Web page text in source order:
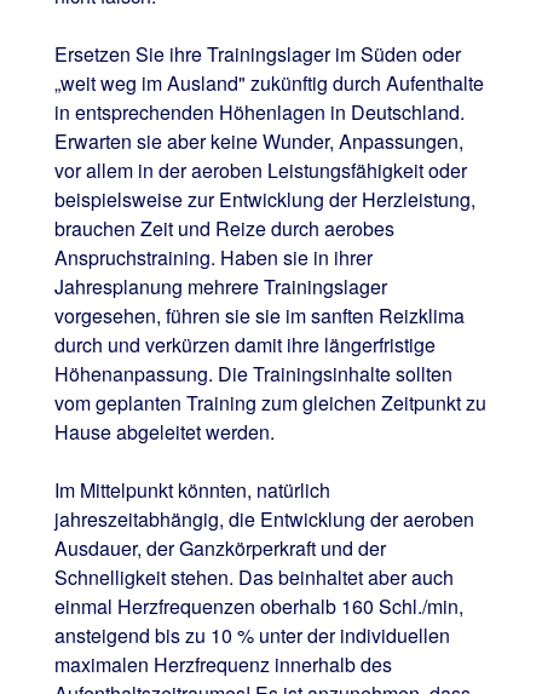
Ersetzen Sie ihre Trainingslager im Süden oder
„weit weg im Ausland" zukünftig durch Aufenthalte
in entsprechenden Höhenlagen in Deutschland.
Erwarten sie aber keine Wunder, Anpassungen,
vor allem in der aeroben Leistungsfähigkeit oder
beispielsweise zur Entwicklung der Herzleistung,
brauchen Zeit und Reize durch aerobes
Anspruchstraining. Haben sie in ihrer
Jahresplanung mehrere Trainingslager
vorgesehen, führen sie sie im sanften Reizklima
durch und verkürzen damit ihre längerfristige
Höhenanpassung. Die Trainingsinhalte sollten
vom geplanten Training zum gleichen Zeitpunkt zu
Hause abgeleitet werden.
Im Mittelpunkt könnten, natürlich
jahreszeitabhängig, die Entwicklung der aeroben
Ausdauer, der Ganzkörperkraft und der
Schnelligkeit stehen. Das beinhaltet aber auch
einmal Herzfrequenzen oberhalb 160 Schl./min,
ansteigend bis zu 10 % unter der individuellen
maximalen Herzfrequenz innerhalb des